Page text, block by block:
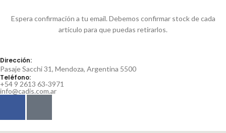
Espera confirmación a tu email. Debemos confirmar stock de cada
artículo para que puedas retirarlos.
Dirección:
Pasaje Sacchi 31, Mendoza, Argentina 5500
Teléfono:
‪+54 9 2613 63‑3971‬
info@cadis.com.ar